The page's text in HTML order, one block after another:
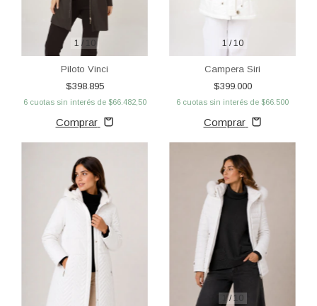
1 / 10
Piloto Vinci
$398.895
6 cuotas sin interés de $66.482,50
Comprar
1 / 10
Campera Siri
$399.000
6 cuotas sin interés de $66.500
Comprar
1/10